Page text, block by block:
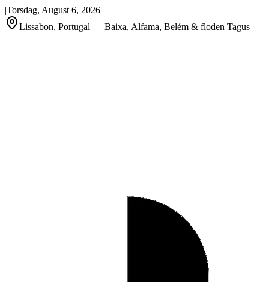
|Torsdag, August 6, 2026
Lissabon, Portugal — Baixa, Alfama, Belém & floden Tagus